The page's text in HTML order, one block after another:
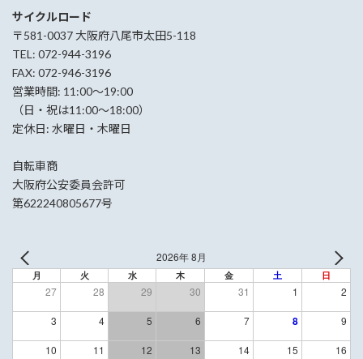
サイクルロード
〒581-0037 大阪府八尾市太田5-118
TEL: 072-944-3196
FAX: 072-946-3196
営業時間: 11:00〜19:00
（日・祝は11:00〜18:00）
定休日: 水曜日・木曜日
自転車商
大阪府公安委員会許可
第622240805677号
2026年 8月
月 火 水 木 金 土 日
27 28 29 30 31 1 2
3 4 5 6 7 8 9
10 11 12 13 14 15 16